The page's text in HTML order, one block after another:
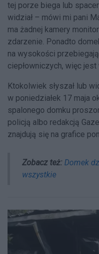
tej porze biega lub
widział – mówi mi pani
ma żadnej kamery
zdarzenie. Ponadto
na wysokości
ciepłowniczych, więc jest
Ktokolwiek słyszał lub
w poniedziałek 17 maja
spalonego domku
policją albo redakcją
znajdują się na grafice
Zobacz też: Domek
wszystkie